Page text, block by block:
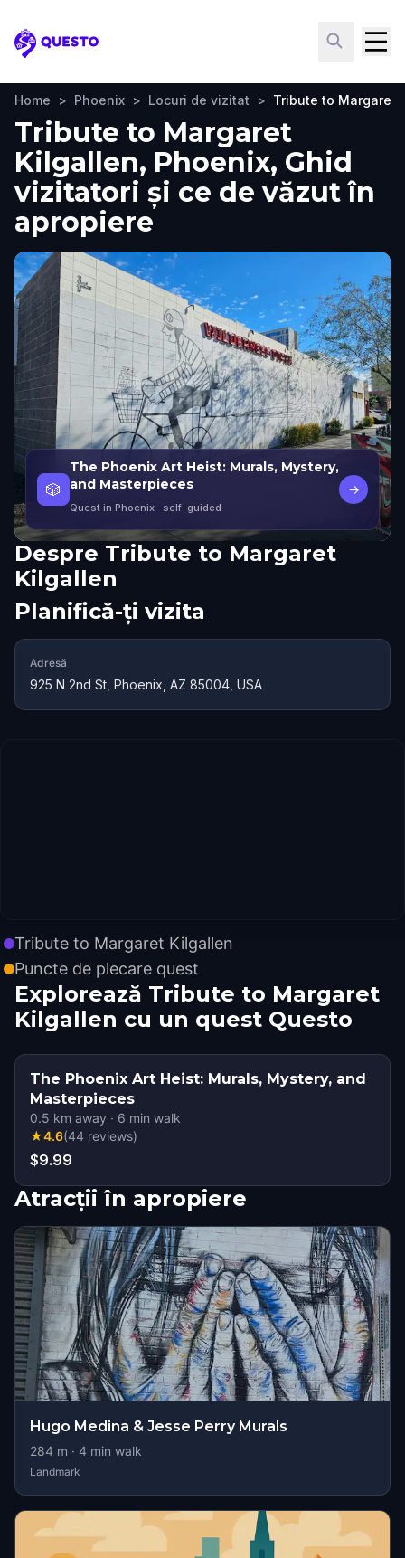
Questo
Home > Phoenix > Locuri de vizitat > Tribute to Margaret
Tribute to Margaret
Kilgallen, Phoenix, Ghid
vizitatori și ce de văzut în
apropiere
🎲
The Phoenix Art Heist: Murals, Mystery,
and Masterpieces
Quest in Phoenix · self-guided
→
Despre Tribute to Margaret
Kilgallen
Planifică-ți vizita
Adresă
925 N 2nd St, Phoenix, AZ 85004, USA
Tribute to Margaret Kilgallen
Puncte de plecare quest
Explorează Tribute to Margaret
Kilgallen cu un quest Questo
The Phoenix Art Heist: Murals, Mystery, and
Masterpieces
0.5 km away · 6 min walk
★4.6(44 reviews)
$9.99
Atracții în apropiere
Hugo Medina & Jesse Perry Murals
284 m · 4 min walk
Landmark